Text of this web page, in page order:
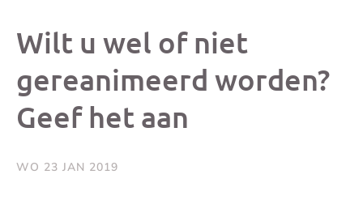
bericht bericht
Wilt u wel of niet
gereanimeerd worden?
Geef het aan
WO 23 JAN 2019